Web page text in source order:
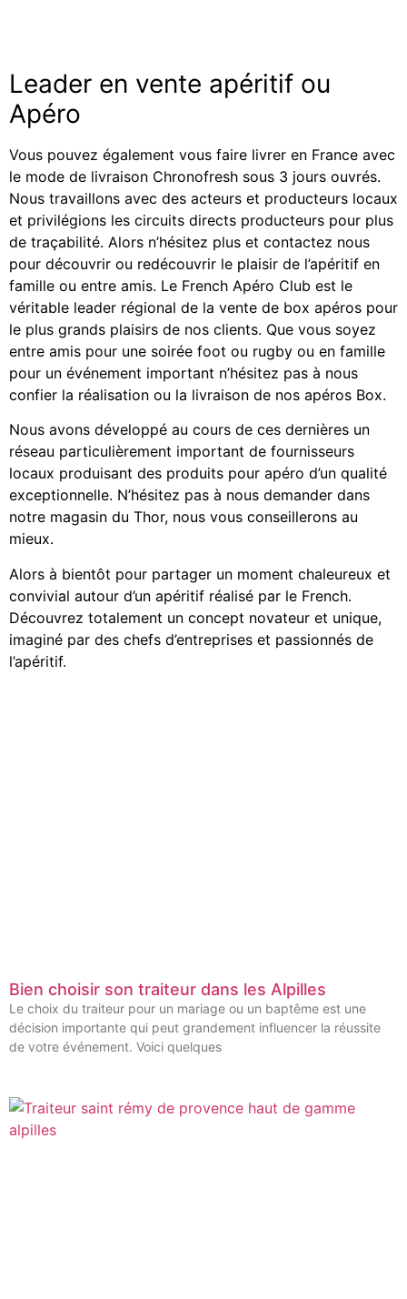
Leader en vente apéritif ou
Apéro
Vous pouvez également vous faire livrer en France avec
le mode de livraison Chronofresh sous 3 jours ouvrés.
Nous travaillons avec des acteurs et producteurs locaux
et privilégions les circuits directs producteurs pour plus
de traçabilité. Alors n’hésitez plus et contactez nous
pour découvrir ou redécouvrir le plaisir de l’apéritif en
famille ou entre amis. Le French Apéro Club est le
véritable leader régional de la vente de box apéros pour
le plus grands plaisirs de nos clients. Que vous soyez
entre amis pour une soirée foot ou rugby ou en famille
pour un événement important n’hésitez pas à nous
confier la réalisation ou la livraison de nos apéros Box.
Nous avons développé au cours de ces dernières un
réseau particulièrement important de fournisseurs
locaux produisant des produits pour apéro d’un qualité
exceptionnelle. N’hésitez pas à nous demander dans
notre magasin du Thor, nous vous conseillerons au
mieux.
Alors à bientôt pour partager un moment chaleureux et
convivial autour d’un apéritif réalisé par le French.
Découvrez totalement un concept novateur et unique,
imaginé par des chefs d’entreprises et passionnés de
l’apéritif.
Bien choisir son traiteur dans les Alpilles
Le choix du traiteur pour un mariage ou un baptême est une
décision importante qui peut grandement influencer la réussite
de votre événement. Voici quelques